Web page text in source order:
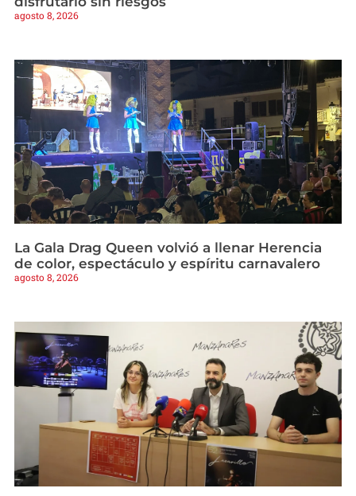
agosto 8, 2026
La Gala Drag Queen volvió a llenar Herencia
de color, espectáculo y espíritu carnavalero
agosto 8, 2026